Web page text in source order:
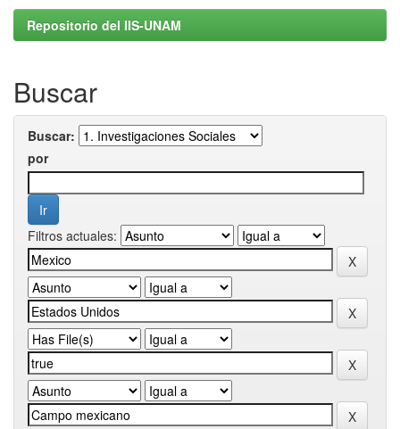
Repositorio del IIS-UNAM
Buscar
Buscar:
por
Filtros actuales: